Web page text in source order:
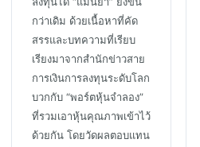
กว่าเดิม ด้วยเนื้อหาที่คัด
สรรและบทความที่เรียบ
เรียงมาจากสำนักข่าวสาย
การเงินการลงทุนระดับโลก
บวกกับ “พอร์ตหุ้นจำลอง”
ที่รวมเอาหุ้นคุณภาพเข้าไว้
ด้วยกัน โดยวัดผลตอบแทน